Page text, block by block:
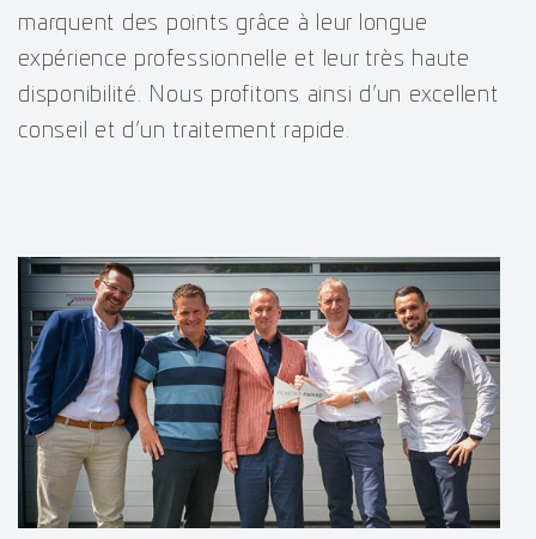
marquent des points grâce à leur longue
expérience professionnelle et leur très haute
disponibilité. Nous profitons ainsi d’un excellent
conseil et d’un traitement rapide.